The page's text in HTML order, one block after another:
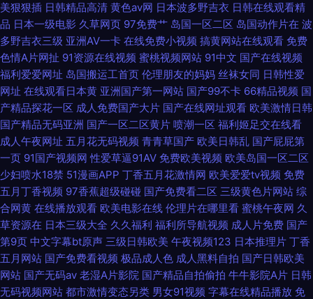
爽人妻精品A片二区 99国产精品免费 欧美日韩成人 欧美亚洲素 99re热国产
视频 欧美+国产 正在播放国 精品久久国产精品 亚洲狼人影院 国产人成影视
在线 台湾佬综合网 电视剧在线免费网站 日本精品少妇一区二区三区 99热久
热这里只精品 欧美激情一区二区三区 2012中文字幕手机在线 了解最新在线
一区二区三区日 韩国三级大片 迅雷种子天堂bt 国产精品丝袜熟女 视频滑动
播放app 传媒在线入口 日本做爱暖暖 www91白丝 欧美日韩国产色色 2020
最新上映电影 老湿机x私人69 一区二区成人影院 国内激情 先锋资源成人av
国产精品成人h视频 三级黃色 成人午夜剧场网站 日本55 99在线小视
美狠狠插 日韩精品高清 黄色av网 日本波多野吉衣 日韩在线观看精
品 日本一级电影 久草网页 97免费艹 岛国一区二区 岛国动作片在 波
多野吉衣三级 亚洲AV一卡 在线免费小视频 搞黄网站在线观看 免费
色情A片网扯 91资源在线视频 蜜桃视频网站 91中文 国产在线视频
福利爱爱网址 岛国搬运工首页 伦理朋友的妈妈 丝袜女同 日韩性爱
网址 在线观看日本黄 亚洲国产第一网站 国产99不卡 66精品视频 国
产精品探花一区 成人免费国产大片 国产在线网址观看 欧美激情日韩
国产精品无码亚洲 国产一区二区黄片 喷潮一区 福利姬足交在线看
成人午夜网址 五月花无码视频 青青草国产 欧美日韩乱 国产屁屁第
一页 91国产视频网 性爱草逼91AV 免费欧美视频 欧美岛国一区二区
少妇喷水18禁 51漫画APP 丁香五月花激情网 欧美爱爱tv视频 免费
五月丁香视频 97香蕉超级碰碰 国产免费看二区 三级黄色片网站 综
合网黄 在线播放观看 欧美电影在线 伦理片在哪里看 蜜桃午夜网 久
草资源在 日本三级大全 久久福利 福利所导航视频 成人片免费 国产
第9页 中文字幕bt原声 三级日韩欧美 午夜视频123 日本推理片 丁香
五月网站 国产免费看视频 极品成人色 成人黑料自拍 国产日韩欧美
网站 国产无码av 老湿A片影院 国产精品自拍偷拍 牛牛影院A片 日韩
无码视频网站 都市激情变态另类 男女91视频 字幕在线精品播放 免